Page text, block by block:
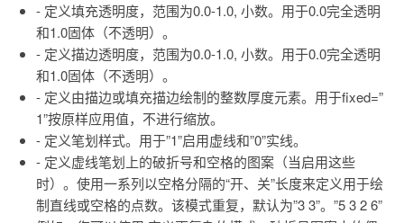
- 定义填充透明度，范围为0.0-1.0, 小数。用于0.0完全透明
和1.0固体（不透明）。
- 定义描边透明度，范围为0.0-1.0, 小数。用于0.0完全透明
和1.0固体（不透明）。
- 定义由描边或填充描边绘制的整数厚度元素。用于fixed=”
1”按原样应用值，不进行缩放。
- 定义笔划样式。用于”1”启用虚线和”0”实线。
- 定义虚线笔划上的破折号和空格的图案（当启用这些
时）。使用一系列以空格分隔的“开、关”长度来定义用于绘
制直线或空格的点数。该模式重复，默认为”3 3”。”5 3 2 6”